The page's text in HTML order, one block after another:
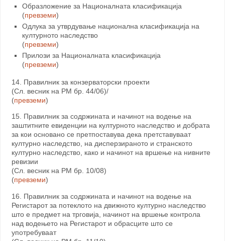
Образложение за Националната класификација
(превземи)
Одлука за утврдување национална класификација на
културното наследство
(превземи)
Прилози за Националната класификација
(превземи)
14. Правилник за конзерваторски проекти
(Сл. весник на РМ бр. 44/06)/
(превземи)
15. Правилник за содржината и начинот на водење на
заштитните евиденции на културното наследство и добрата
за кои основано се претпоставува дека претставуваат
културно наследство, на дисперзираното и странското
културно наследство, како и начинот на вршење на нивните
ревизии
(Сл. весник на РМ бр. 10/08)
(превземи)
16. Правилник за содржината и начинот на водење на
Регистарот за потеклото на движното културно наследство
што е предмет на трговија, начинот на вршење контрола
над водењето на Регистарот и обрасците што се
употребуваат